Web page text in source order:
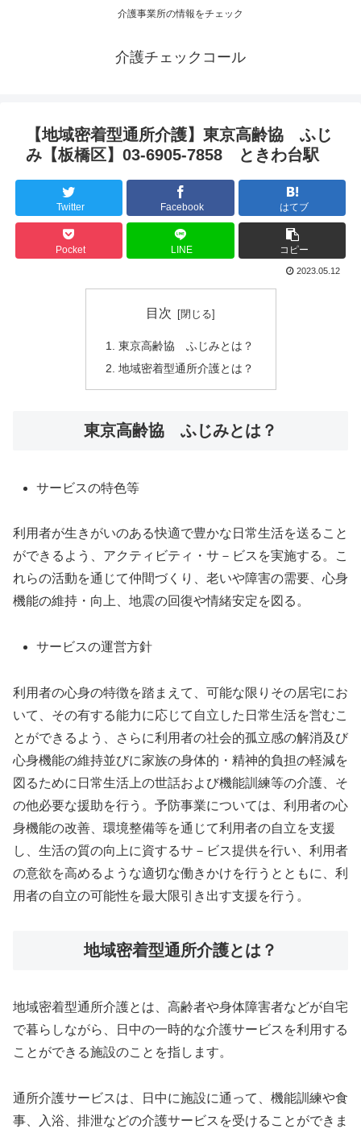
介護事業所の情報をチェック
介護チェックコール
【地域密着型通所介護】東京高齢協 ふじ
み【板橋区】03-6905-7858 ときわ台駅
Twitter Facebook はてブ
Pocket LINE コピー
2023.05.12
目次
東京高齢協 ふじみとは？
地域密着型通所介護とは？
東京高齢協 ふじみとは？
サービスの特色等
利用者が生きがいのある快適で豊かな日常生活を送ること
ができるよう、アクティビティ・サ－ビスを実施する。こ
れらの活動を通じて仲間づくり、老いや障害の需要、心身
機能の維持・向上、地震の回復や情緒安定を図る。
サービスの運営方針
利用者の心身の特徴を踏まえて、可能な限りその居宅にお
いて、その有する能力に応じて自立した日常生活を営むこ
とができるよう、さらに利用者の社会的孤立感の解消及び
心身機能の維持並びに家族の身体的・精神的負担の軽減を
図るために日常生活上の世話および機能訓練等の介護、そ
の他必要な援助を行う。予防事業については、利用者の心
身機能の改善、環境整備等を通じて利用者の自立を支援
し、生活の質の向上に資するサ－ビス提供を行い、利用者
の意欲を高めるような適切な働きかけを行うとともに、利
用者の自立の可能性を最大限引き出す支援を行う。
地域密着型通所介護とは？
地域密着型通所介護とは、高齢者や身体障害者などが自宅
で暮らしながら、日中の一時的な介護サービスを利用する
ことができる施設のことを指します。
通所介護サービスは、日中に施設に通って、機能訓練や食
事、入浴、排泄などの介護サービスを受けることができま